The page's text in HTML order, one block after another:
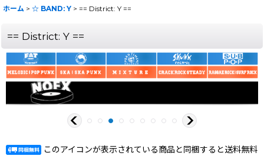
ホーム > ☆ BAND: Y > == District: Y ==
== District: Y ==
このアイコンが表示されている商品と同梱すると送料無料